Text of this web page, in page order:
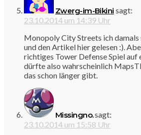
Zwerg-im-Bikini sagt:
23.10.2014 um 14:39 Uhr
Monopoly City Streets ich
und den Artikel hier gelesen :).
richtiges Tower Defense Spiel auf
dürfte also wahrscheinlich
das schon länger gibt.
Missingno.sagt:
23.10.2014 um 15:58 Uhr